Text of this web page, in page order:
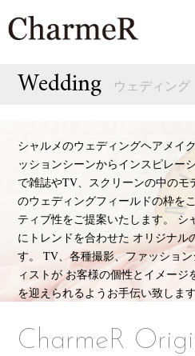
Wedding ウェディング
シャルメのウェディングヘアメイ
ッションシーンからインスピレー
で雑誌やTV、スクリーンの中の
のウェディングフィールドの枠を
ティブ性をご提案いたします。 シ
にトレンドを合わせた オリジナル
す。 TV、各種撮影、ファッショ
ィストが お客様の個性とイメー
を迎えられるようお手伝い致します
CharmeR